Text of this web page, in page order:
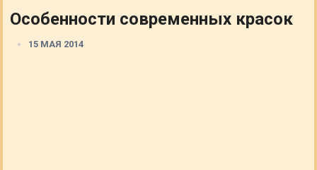
Особенности современных красок
15 МАЯ 2014